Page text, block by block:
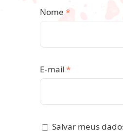
Nome *
E-mail *
Salvar meus